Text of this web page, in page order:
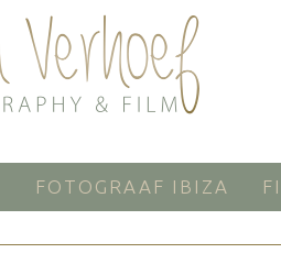
FOTOGRAAF IBIZA